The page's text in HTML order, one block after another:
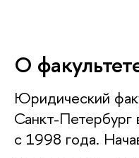
О
Юридический
Санкт-
с 1998 года.